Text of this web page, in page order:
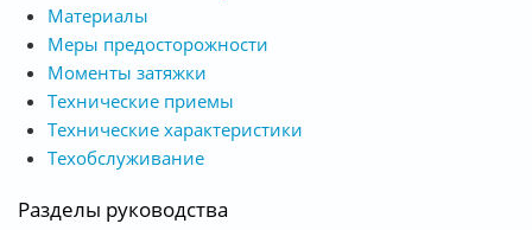
Материалы
Меры предосторожности
Моменты затяжки
Технические приемы
Технические характеристики
Техобслуживание
Разделы руководства